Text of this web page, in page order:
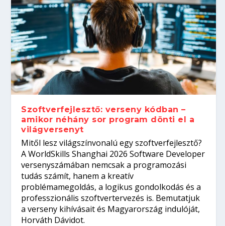
Kitalálod, mire használják ezeket a
gépeket?
Nem sikerült az egyetemi felvételi?
Tanulj szakmát!
Szoftverfejlesztő: verseny kódban –
amikor néhány sor program dönti el a
világversenyt...
Digitális detox – hogyan kapcsolódj ki
telefon nélkül?
Szoftverfejlesztő: verseny kódban –
amikor néhány sor program dönti el a
világversenyt
Mitől lesz világszínvonalú egy szoftverfejlesztő?
A WorldSkills Shanghai 2026 Software Developer
versenyszámában nemcsak a programozási
tudás számít, hanem a kreatív
problémamegoldás, a logikus gondolkodás és a
professzionális szoftvertervezés is. Bemutatjuk
a verseny kihívásait és Magyarország indulóját,
Horváth Dávidot.